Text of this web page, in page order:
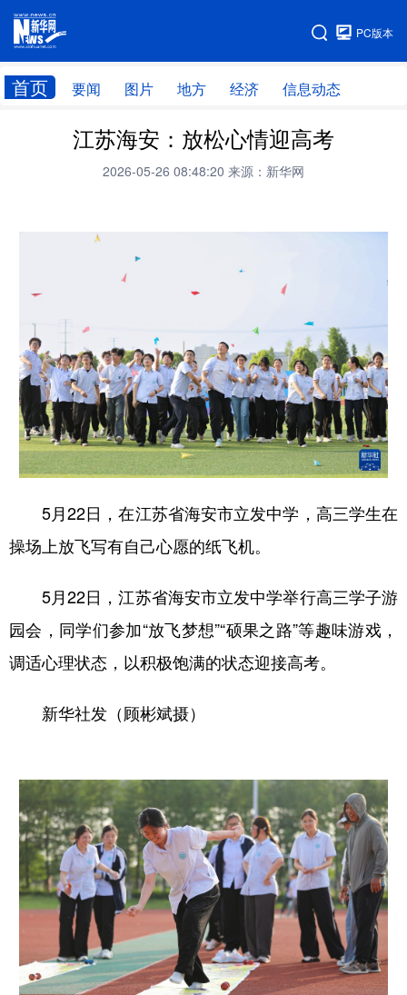
PC版本
首页 要闻 图片 地方 经济 信息动态
网站地图
学习进行时
江苏海安：放松心情迎高考
2026-05-26 08:48:20 来源：新华网
5月22日，在江苏省海安市立发中学，高三学生在
操场上放飞写有自己心愿的纸飞机。
5月22日，江苏省海安市立发中学举行高三学子游
园会，同学们参加“放飞梦想”“硕果之路”等趣味游戏，
调适心理状态，以积极饱满的状态迎接高考。
新华社发（顾彬斌摄）